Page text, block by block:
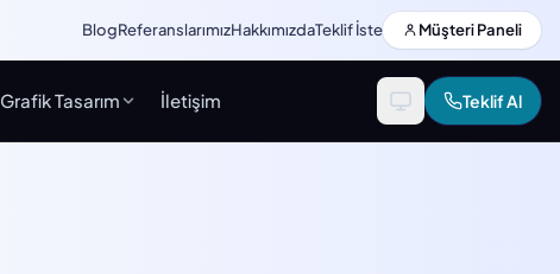
BlogReferanslarımızHakkımızdaTeklif İste Müşteri Paneli
Grafik Tasarım İletişim Teklif Al